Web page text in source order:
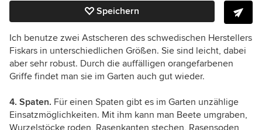
Speichern
Ich benutze zwei Astscheren des schwedischen Herstellers
Fiskars in unterschiedlichen Größen. Sie sind leicht, dabei
aber sehr robust. Durch die auffälligen orangefarbenen
Griffe findet man sie im Garten auch gut wieder.
4. Spaten. Für einen Spaten gibt es im Garten unzählige
Einsatzmöglichkeiten. Mit ihm kann man Beete umgraben,